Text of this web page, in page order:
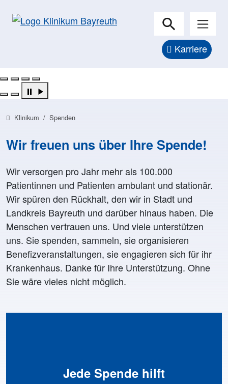
Karriere
Pflegekraft in weißer Arbeitskleidung zeigt direkt auf
Vor grünem Hintergrund steht eine lächelnde Person
Eine lächelnde Pflegekraft in hellblauer OP-Kleidung
Lächelnde Pflegekraft in blauer Arbeitskleidung öffnet
Previous
Next
Klinikum Spenden
Wir freuen uns über Ihre Spende!
Wir versorgen pro Jahr mehr als 100.000
Patientinnen und Patienten ambulant und stationär.
Wir spüren den Rückhalt, den wir in Stadt und
Landkreis Bayreuth und darüber hinaus haben. Die
Menschen vertrauen uns. Und viele unterstützen
uns. Sie spenden, sammeln, sie organisieren
Benefizveranstaltungen, sie engagieren sich für ihr
Krankenhaus. Danke für Ihre Unterstützung. Ohne
Sie wäre vieles nicht möglich.
Jede Spende hilft